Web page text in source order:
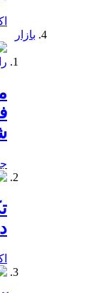
بازار